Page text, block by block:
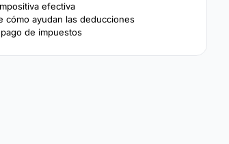
efectiva
cómo ayudan las deducciones
de impuestos